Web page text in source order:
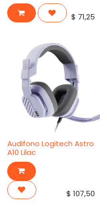
$ 71,25
Audifono Logitech Astro
A10 Lilac
$ 107,50